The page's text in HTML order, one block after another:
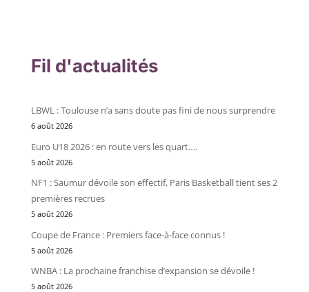
Fil d'actualités
LBWL : Toulouse n’a sans doute pas fini de nous surprendre
6 août 2026
Euro U18 2026 : en route vers les quart….
5 août 2026
NF1 : Saumur dévoile son effectif, Paris Basketball tient ses 2
premières recrues
5 août 2026
Coupe de France : Premiers face-à-face connus !
5 août 2026
WNBA : La prochaine franchise d’expansion se dévoile !
5 août 2026